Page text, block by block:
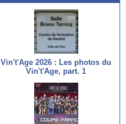
Vin't'Age 2026 : Les photos du
Vin't'Age, part. 1